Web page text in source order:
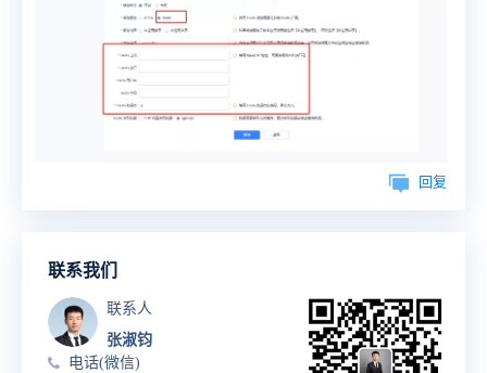
回复
联系我们
联系人
张淑钧
电话(微信)